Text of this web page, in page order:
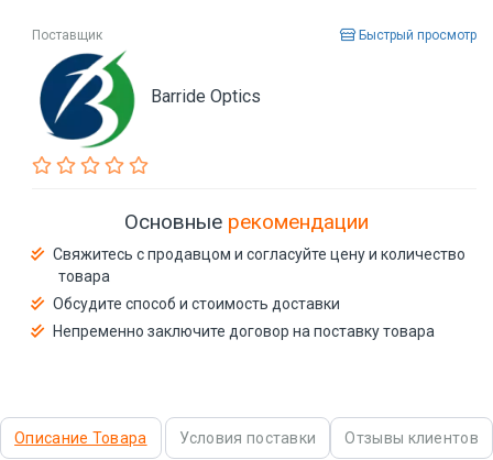
Поставщик Быстрый просмотр
Barride Optics
Основные рекомендации
Свяжитесь с продавцом и согласуйте цену и количество
товара
Обсудите способ и стоимость доставки
Непременно заключите договор на поставку товара
Описание Товара Условия поставки Отзывы клиентов